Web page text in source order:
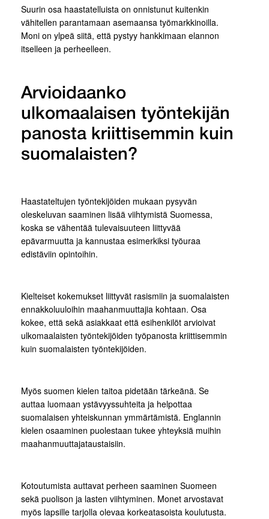
Suurin osa haastatelluista on onnistunut kuitenkin
vähitellen parantamaan asemaansa työmarkkinoilla.
Moni on ylpeä siitä, että pystyy hankkimaan elannon
itselleen ja perheelleen.
Arvioidaanko
ulkomaalaisen työntekijän
panosta kriittisemmin kuin
suomalaisten?
Haastateltujen työntekijöiden mukaan pysyvän
oleskeluvan saaminen lisää viihtymistä Suomessa,
koska se vähentää tulevaisuuteen liittyvää
epävarmuutta ja kannustaa esimerkiksi työuraa
edistäviin opintoihin.
Kielteiset kokemukset liittyvät rasismiin ja suomalaisten
ennakkoluuloihin maahanmuuttajia kohtaan. Osa
kokee, että sekä asiakkaat että esihenkilöt arvioivat
ulkomaalaisten työntekijöiden työpanosta kriittisemmin
kuin suomalaisten työntekijöiden.
Myös suomen kielen taitoa pidetään tärkeänä. Se
auttaa luomaan ystävyyssuhteita ja helpottaa
suomalaisen yhteiskunnan ymmärtämistä. Englannin
kielen osaaminen puolestaan tukee yhteyksiä muihin
maahanmuuttajataustaisiin.
Kotoutumista auttavat perheen saaminen Suomeen
sekä puolison ja lasten viihtyminen. Monet arvostavat
myös lapsille tarjolla olevaa korkeatasoista koulutusta.